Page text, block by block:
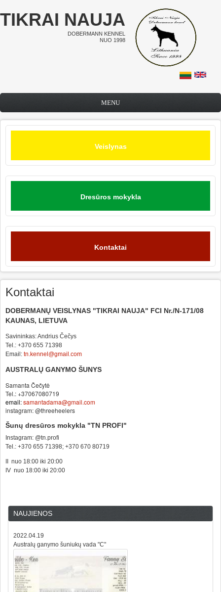
Pereiti į pagrindinį turinį
TIKRAI NAUJA
DOBERMANN KENNEL
NUO 1998
MENU
Veislynas
Dresūros mokykla
Kontaktai
Kontaktai
DOBERMANŲ VEISLYNAS "TIKRAI NAUJA" FCI Nr./N-171/08
KAUNAS, LIETUVA
Savininkas: Andrius Čečys
Tel.: +370 655 71398
Email: tn.kennel@gmail.com
AUSTRALŲ GANYMO ŠUNYS
Samanta Čečytė
Tel.: +37067080719
email:samantadama@gmail.com
instagram: @threeheelers
Šunų dresūros mokykla "TN PROFI"
Instagram: @tn.profi
Tel.: +370 655 71398; +370 670 80719
II nuo 18:00 iki 20:00
IV nuo 18:00 iki 20:00
NAUJIENOS
2022.04.19
Australų ganymo šuniukų vada "C"